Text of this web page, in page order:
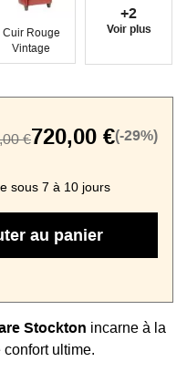
Cuir Rouge
Vintage
+2
Voir plus
€720,00 €(-29%)
sous 7 à 10 jours
au panier
Stockton incarne à la
ultime.